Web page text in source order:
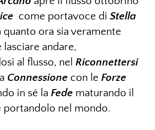
come portavoce di Stella
quanto ora sia veramente
andare,
al flusso, nel Riconnettersi
la Connessione con le Forze
in sé la Fede maturando il
portandolo nel mondo.